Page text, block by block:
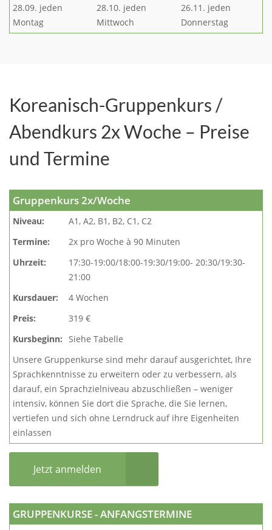
28.09. jeden
Montag
28.10. jeden
Mittwoch
26.11. jeden
Donnerstag
Koreanisch-Gruppenkurs /
Abendkurs 2x Woche – Preise
und Termine
Gruppenkurs 2x/Woche
Niveau:
A1, A2, B1, B2, C1, C2
Termine:
2x pro Woche à 90 Minuten
Uhrzeit:
17:30-19:00/18:00-19:30/19:00- 20:30/19:30-
21:00
Kursdauer:
4 Wochen
Preis:
319 €
Kursbeginn: Siehe Tabelle
Unsere Gruppenkurse sind mehr darauf ausgerichtet, Ihre
Sprachkenntnisse zu erweitern oder zu verbessern, als
darauf, ein Sprachzielniveau abzuschließen – weniger
intensiv, können Sie dort die Sprache, die Sie lernen,
vertiefen und sich ohne Lerndruck auf ihre Eigenheiten
einlassen
Jetzt anmelden
GRUPPENKURSE - ANFANGSTERMINE